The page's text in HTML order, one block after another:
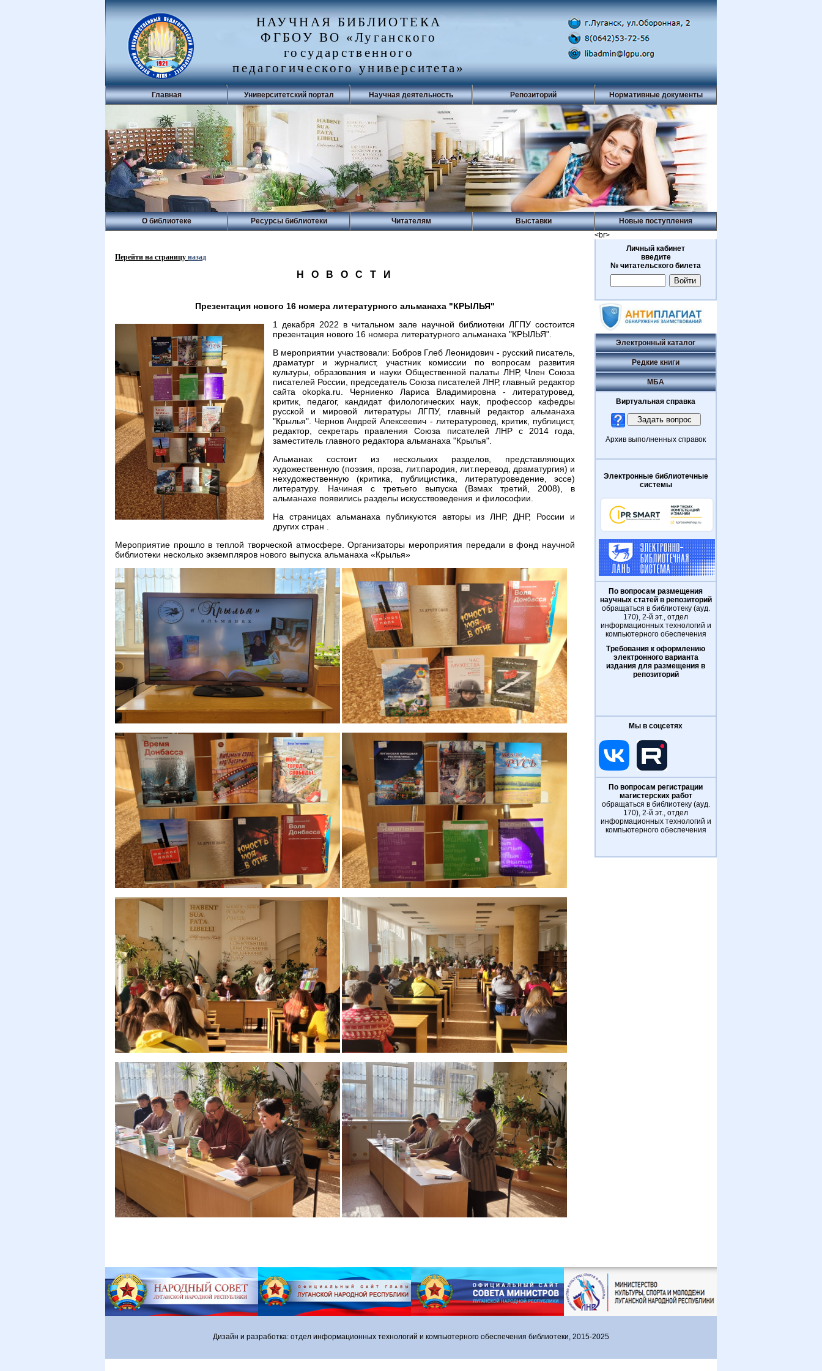
НАУЧНАЯ БИБЛИОТЕКА
ФГБОУ ВО «Луганского
государственного
педагогического университета»
Главная Университетский портал Научная деятельность Репозиторий Нормативные документы
О библиотеке Ресурсы библиотеки Читателям Выставки Новые поступления
Перейти на страницу назад
Н О В О С Т И
Презентация нового 16 номера литературного альманаха "КРЫЛЬЯ"
1 декабря 2022 в читальном зале научной библиотеки ЛГПУ состоится
презентация нового 16 номера литературного альманаха "КРЫЛЬЯ".
В мероприятии участвовали: Бобров Глеб Леонидович - русский писатель,
драматург и журналист, участник комиссии по вопросам развития
культуры, образования и науки Общественной палаты ЛНР, Член Союза
писателей России, председатель Союза писателей ЛНР, главный редактор
сайта okopka.ru. Черниенко Лариса Владимировна - литературовед,
критик, педагог, кандидат филологических наук, профессор кафедры
русской и мировой литературы ЛГПУ, главный редактор альманаха
"Крылья". Чернов Андрей Алексеевич - литературовед, критик, публицист,
редактор, секретарь правления Союза писателей ЛНР с 2014 года,
заместитель главного редактора альманаха "Крылья".
Альманах состоит из нескольких разделов, представляющих
художественную (поэзия, проза, лит.пародия, лит.перевод, драматургия) и
нехудожественную (критика, публицистика, литературоведение, эссе)
литературу. Начиная с третьего выпуска (Взмах третий, 2008), в
альманахе появились разделы искусствоведения и философии.
На страницах альманаха публикуются авторы из ЛНР, ДНР, России и
других стран .
Мероприятие прошло в теплой творческой атмосфере. Организаторы мероприятия передали в фонд научной
библиотеки несколько экземпляров нового выпуска альманаха «Крылья»
<br>
Личный кабинет
введите
№ читательского билета
Электронный каталог
Редкие книги
МБА
Виртуальная справка
Архив выполненных справок
Электронные библиотечные
системы
По вопросам размещения
научных статей в репозиторий
обращаться в библиотеку (ауд.
170), 2-й эт., отдел
информационных технологий и
компьютерного обеспечения
Требования к оформлению
электронного варианта
издания для размещения в
репозиторий
Мы в соцсетях
По вопросам регистрации
магистерских работ
обращаться в библиотеку (ауд.
170), 2-й эт., отдел
информационных технологий и
компьютерного обеспечения
Дизайн и разработка: отдел информационных технологий и компьютерного обеспечения библиотеки, 2015-2025